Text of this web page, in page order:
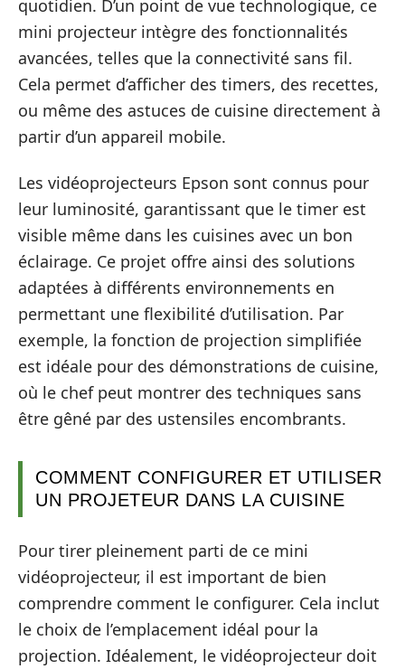
quotidien. D’un point de vue technologique, ce
mini projecteur intègre des fonctionnalités
avancées, telles que la connectivité sans fil.
Cela permet d’afficher des timers, des recettes,
ou même des astuces de cuisine directement à
partir d’un appareil mobile.
Les vidéoprojecteurs Epson sont connus pour
leur luminosité, garantissant que le timer est
visible même dans les cuisines avec un bon
éclairage. Ce projet offre ainsi des solutions
adaptées à différents environnements en
permettant une flexibilité d’utilisation. Par
exemple, la fonction de projection simplifiée
est idéale pour des démonstrations de cuisine,
où le chef peut montrer des techniques sans
être gêné par des ustensiles encombrants.
COMMENT CONFIGURER ET UTILISER
UN PROJETEUR DANS LA CUISINE
Pour tirer pleinement parti de ce mini
vidéoprojecteur, il est important de bien
comprendre comment le configurer. Cela inclut
le choix de l’emplacement idéal pour la
projection. Idéalement, le vidéoprojecteur doit